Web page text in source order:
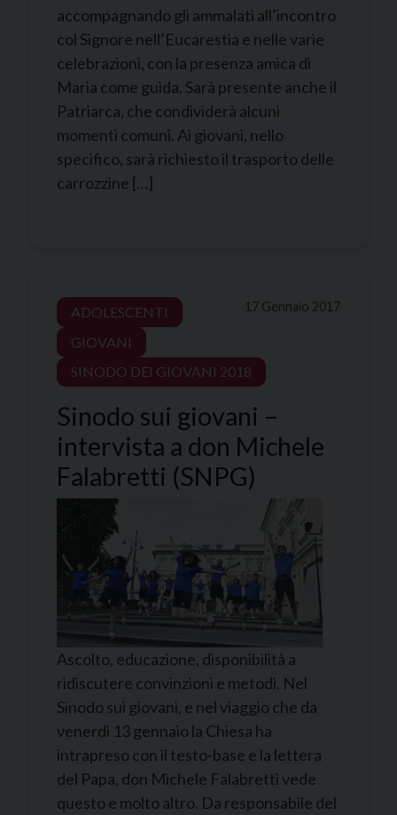
accompagnando gli ammalati all’incontro
col Signore nell’Eucarestia e nelle varie
celebrazioni, con la presenza amica di
Maria come guida. Sarà presente anche il
Patriarca, che condividerà alcuni
momenti comuni. Ai giovani, nello
specifico, sarà richiesto il trasporto delle
carrozzine […]
17 Gennaio 2017
ADOLESCENTI
GIOVANI
SINODO DEI GIOVANI 2018
Sinodo sui giovani –
intervista a don Michele
Falabretti (SNPG)
Ascolto, educazione, disponibilità a
ridiscutere convinzioni e metodi. Nel
Sinodo sui giovani, e nel viaggio che da
venerdì 13 gennaio la Chiesa ha
intrapreso con il testo-base e la lettera
del Papa, don Michele Falabretti vede
questo e molto altro. Da responsabile del